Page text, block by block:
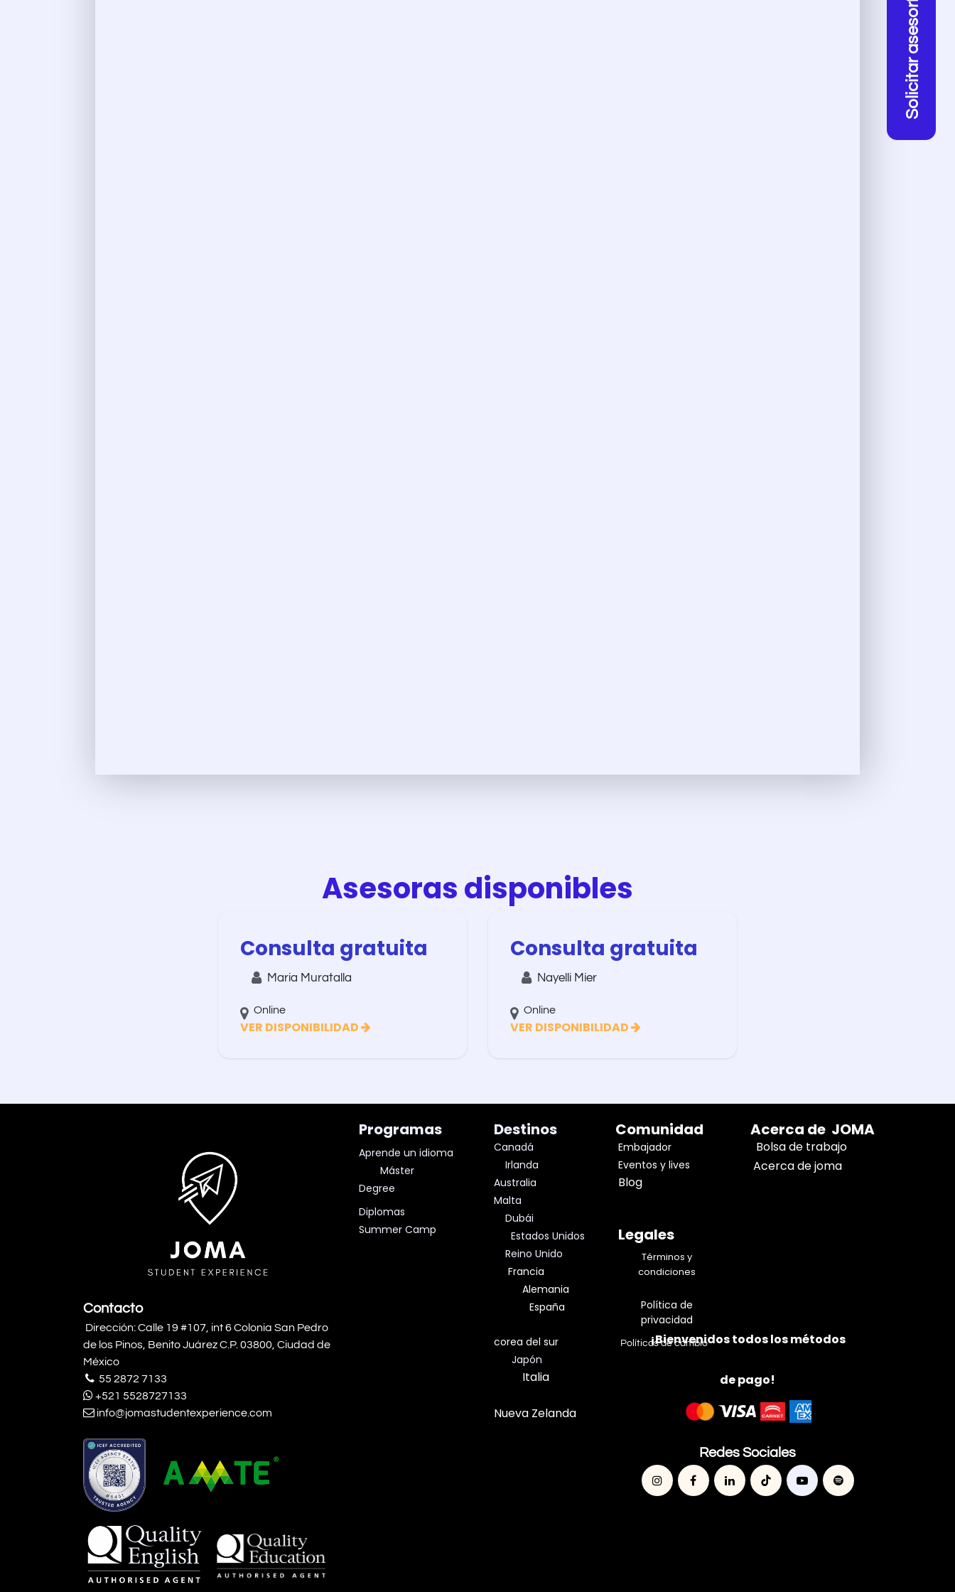
Asesoras disponibles
Consulta gratuita
Maria Muratalla
Online
VER DISPONIBILIDAD
Consulta gratuita
Nayelli Mier
Online
VER DISPONIBILIDAD
Contacto
Dirección: Calle 19 #107, int 6 Colonia San Pedro
de los Pinos, Benito Juárez C.P. 03800, Ciudad de
México
55 2872 7133
+521 5528727133
info@jomastudentexperience.com
Programas
Aprende un idioma
Máster
Degree
Diplomas
Summer Camp
Destinos
Canadá
Irlanda
Australia
Malta
Dubái
Estados Unidos
Reino Unido
Francia
Alemania
España
corea del sur
Japón
Italia
Nueva Zelanda
Comunidad
Embajador
Eventos y lives
Blog
Legales
Términos y
condiciones
Política de
privacidad
Políticas de cambio
Acerca de JOMA
Bolsa de trabajo
Acerca de joma
¡Bienvenidos todos los métodos
de pago!
Redes Sociales
Solicitar asesoría